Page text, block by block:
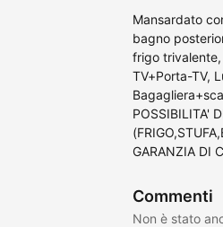
Mansardato
bagno
frigo trivalente,
TV+Porta-TV,
POSSIBILITA'
GARANZIA DI
Commenti
Non è stato